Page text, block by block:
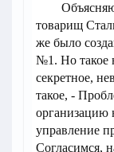
Объясняю:
товарищ
же было
№1. Но такое
секретное,
такое, -
организацию
управление
Согласимся,